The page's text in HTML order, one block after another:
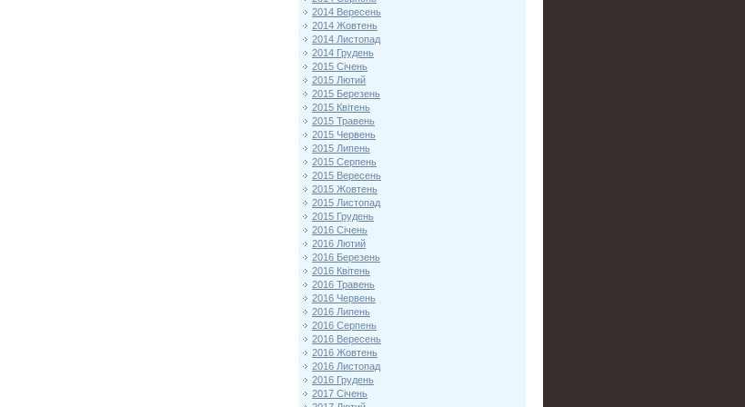
2014 Вересень
2014 Жовтень
2014 Листопад
2014 Грудень
2015 Січень
2015 Лютий
2015 Березень
2015 Квітень
2015 Травень
2015 Червень
2015 Липень
2015 Серпень
2015 Вересень
2015 Жовтень
2015 Листопад
2015 Грудень
2016 Січень
2016 Лютий
2016 Березень
2016 Квітень
2016 Травень
2016 Червень
2016 Липень
2016 Серпень
2016 Вересень
2016 Жовтень
2016 Листопад
2016 Грудень
2017 Січень